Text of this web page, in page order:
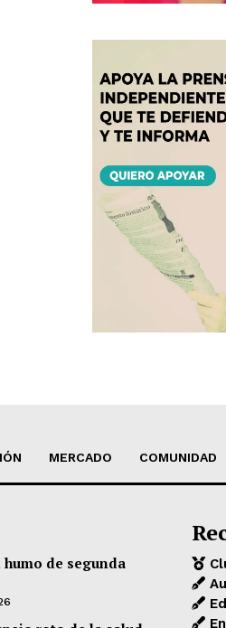
MERCADO COMUNIDAD
de segunda